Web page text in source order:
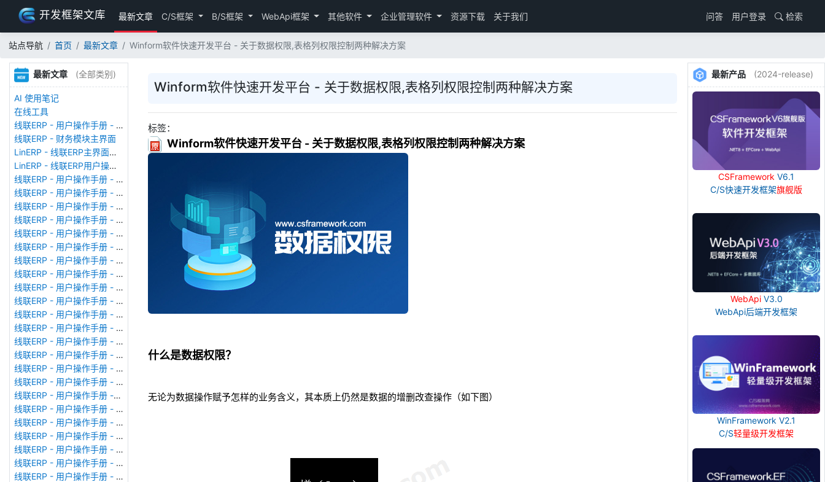
开发框架文库 最新文章 C/S框架 B/S框架 WebApi框架 其他软件 企业管理软件 资源下载 关于我们 问答 用户登录 检索
站点导航 首页 最新文章 Winform软件快速开发平台 - 关于数据权限,表格列权限控制两种解决方案
最新文章 (全部类别)
AI 使用笔记
在线工具
线联ERP - 用户操作手册 - 存货期初
线联ERP - 财务模块主界面
LinERP - 线联ERP主界面（HOME）
LinERP - 线联ERP用户操作手册 - 系统登陆
线联ERP - 用户操作手册 - 查看在线用户
线联ERP - 用户操作手册 - 数据备份
线联ERP - 用户操作手册 - 工厂管理
线联ERP - 用户操作手册 - 帐套管理
线联ERP - 用户操作手册 - 语种设置
线联ERP - 用户操作手册 - 国际化多语言
线联ERP - 用户操作手册 - 报表管理
线联ERP - 用户操作手册 - 字段名管理
线联ERP - 用户操作手册 - 模块管理
线联ERP - 用户操作手册 - 广播消息
线联ERP - 用户操作手册 - 审计日志
线联ERP - 用户操作手册 - 公司资料设置
线联ERP - 用户操作手册 - 系统参数设置
线联ERP - 用户操作手册 - 单据类型
线联ERP - 用户操作手册 - 号码规则
线联ERP - 用户操作手册 - 功能菜单
线联ERP - 用户操作手册 -分配临时角色
线联ERP - 用户操作手册 - 组织架构
线联ERP - 用户操作手册 - 用户管理
线联ERP - 用户操作手册 - 角色/岗位管理
线联ERP - 用户操作手册 - 暂估入库明细表
线联ERP - 用户操作手册 - 物料收发明细表
线联ERP - 用户操作手册 - 即时库存余额表
Winform软件快速开发平台 - 关于数据权限,表格列权限控制两种解决方案
标签：
Winform软件快速开发平台 - 关于数据权限,表格列权限控制两种解决方案
什么是数据权限？
无论为数据操作赋予怎样的业务含义，其本质上仍然是数据的增删改查操作（如下图）
最新产品 (2024-release)
CSFramework V6.1
C/S快速开发框架旗舰版
WebApiV3.0
WebApi后端开发框架
WinFramework V2.1
C/S轻量级开发框架